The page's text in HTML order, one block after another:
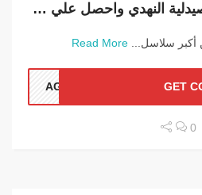
استفد من كود خصم صيدلية النهدي واحصل علي خصم 10% بالبلاك فرايدي
أكبر سلاسل... Read More
GET
0